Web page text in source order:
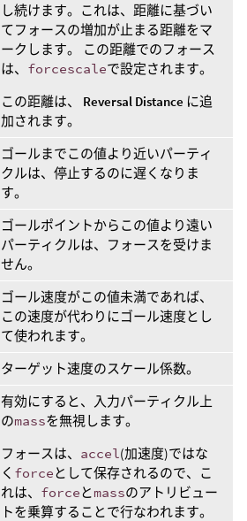
し続けます。これは、距離に基づい
てフォースの増加が止まる距離をマ
ークします。 この距離でのフォース
は、 forcescaleで設定されます。
この距離は、 Reversal Distance に追
加されます。
ゴールまでこの値より近いパーティ
クルは、停止するのに遅くなりま
す。
ゴールポイントからこの値より遠い
パーティクルは、フォースを受けま
せん。
ゴール速度がこの値未満であれば、
この速度が代わりにゴール速度とし
て使われます。
ターゲット速度のスケール係数。
有効にすると、入力パーティクル上
のmassを無視します。
フォースは、 accel(加速度)ではな
く forceとして保存されるので、こ
れは、 forceとmassのアトリビュー
トを乗算することで行なわれます。